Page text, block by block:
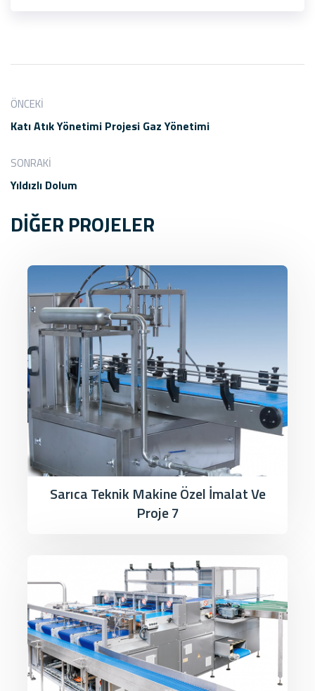
ÖNCEKI
Katı Atık Yönetimi Projesi Gaz Yönetimi
SONRAKI
Yıldızlı Dolum
DİĞER PROJELER
Sarıca Teknik Makine Özel İmalat Ve
Proje 7